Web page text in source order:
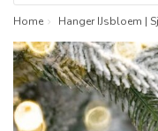
Home
Hanger IJsbloem |